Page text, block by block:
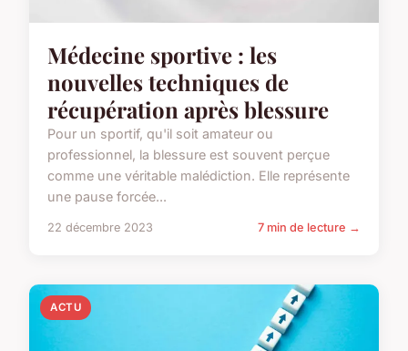
Médecine sportive : les
nouvelles techniques de
récupération après blessure
Pour un sportif, qu'il soit amateur ou
professionnel, la blessure est souvent perçue
comme une véritable malédiction. Elle représente
une pause forcée...
22 décembre 2023 7 min de lecture →
ACTU